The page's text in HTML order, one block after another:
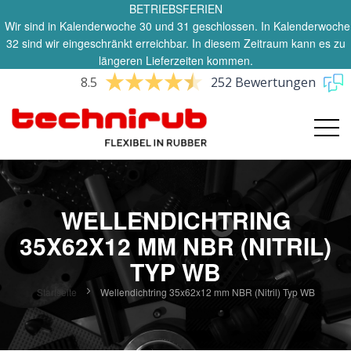
BETRIEBSFERIEN
Wir sind in Kalenderwoche 30 und 31 geschlossen. In Kalenderwoche
32 sind wir eingeschränkt erreichbar. In diesem Zeitraum kann es zu
längeren Lieferzeiten kommen.
8.5 252 Bewertungen
WELLENDICHTRING
35X62X12 MM NBR (NITRIL)
TYP WB
Startseite Wellendichtring 35x62x12 mm NBR (Nitril) Typ WB